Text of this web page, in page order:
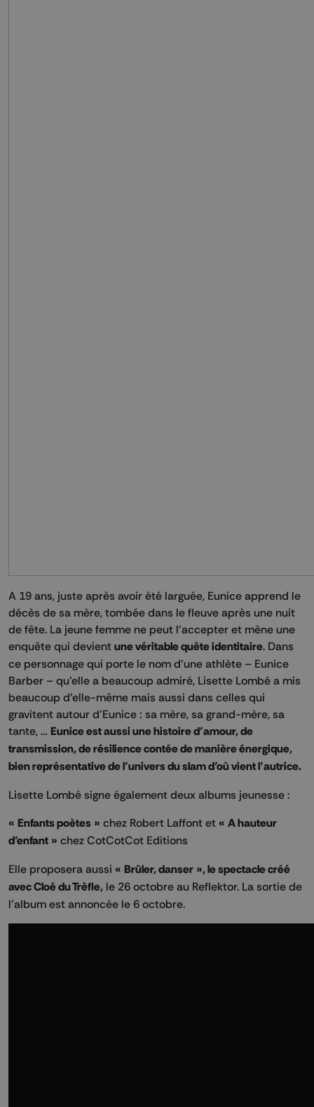
A 19 ans, juste après avoir été larguée, Eunice apprend le
décès de sa mère, tombée dans le fleuve après une nuit
de fête. La jeune femme ne peut l’accepter et mène une
enquête qui devient une véritable quête identitaire. Dans
ce personnage qui porte le nom d’une athlète – Eunice
Barber – qu’elle a beaucoup admiré, Lisette Lombé a mis
beaucoup d’elle-même mais aussi dans celles qui
gravitent autour d’Eunice : sa mère, sa grand-mère, sa
tante, … Eunice est aussi une histoire d’amour, de
transmission, de résilience contée de manière énergique,
bien représentative de l’univers du slam d’où vient l’autrice.
Lisette Lombé signe également deux albums jeunesse :
« Enfants poètes » chez Robert Laffont et « A hauteur
d’enfant » chez CotCotCot Editions
Elle proposera aussi « Brûler, danser », le spectacle créé
avec Cloé du Trèfle, le 26 octobre au Reflektor. La sortie de
l’album est annoncée le 6 octobre.